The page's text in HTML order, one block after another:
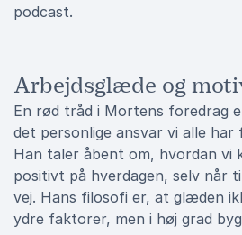
podcast.
Arbejdsglæde og
En rød tråd i Mortens foredrag
det personlige ansvar vi alle har
Han taler åbent om, hvordan vi
positivt på hverdagen, selv når
vej. Hans filosofi er, at glæden
ydre faktorer, men i høj grad